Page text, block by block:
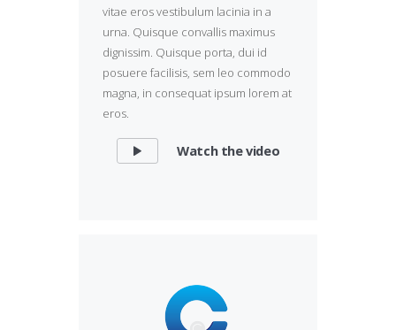
vitae eros vestibulum lacinia in a
urna. Quisque convallis maximus
dignissim. Quisque porta, dui id
posuere facilisis, sem leo commodo
magna, in consequat ipsum lorem at
eros.
Watch the video